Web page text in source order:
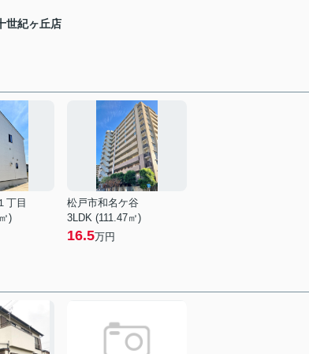
世紀ヶ丘店
丁目
)
松戸市和名ケ谷
3LDK (111.47㎡)
16.5万円